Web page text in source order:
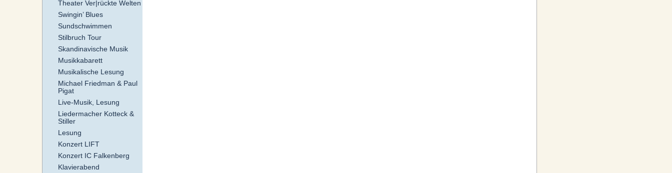
Theater Ver|rückte Welten
Swingin’ Blues
Sundschwimmen
Stilbruch Tour
Skandinavische Musik
Musikkabarett
Musikalische Lesung
Michael Friedman & Paul
Pigat
Live-Musik, Lesung
Liedermacher Kotteck &
Stiller
Lesung
Konzert LIFT
Konzert IC Falkenberg
Klavierabend